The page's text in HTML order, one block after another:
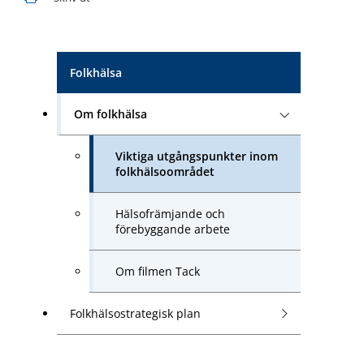
Folkhälsa
Om folkhälsa
Viktiga utgångspunkter inom
folkhälsoområdet
Hälsofrämjande och
förebyggande arbete
Om filmen Tack
Folkhälsostrategisk plan